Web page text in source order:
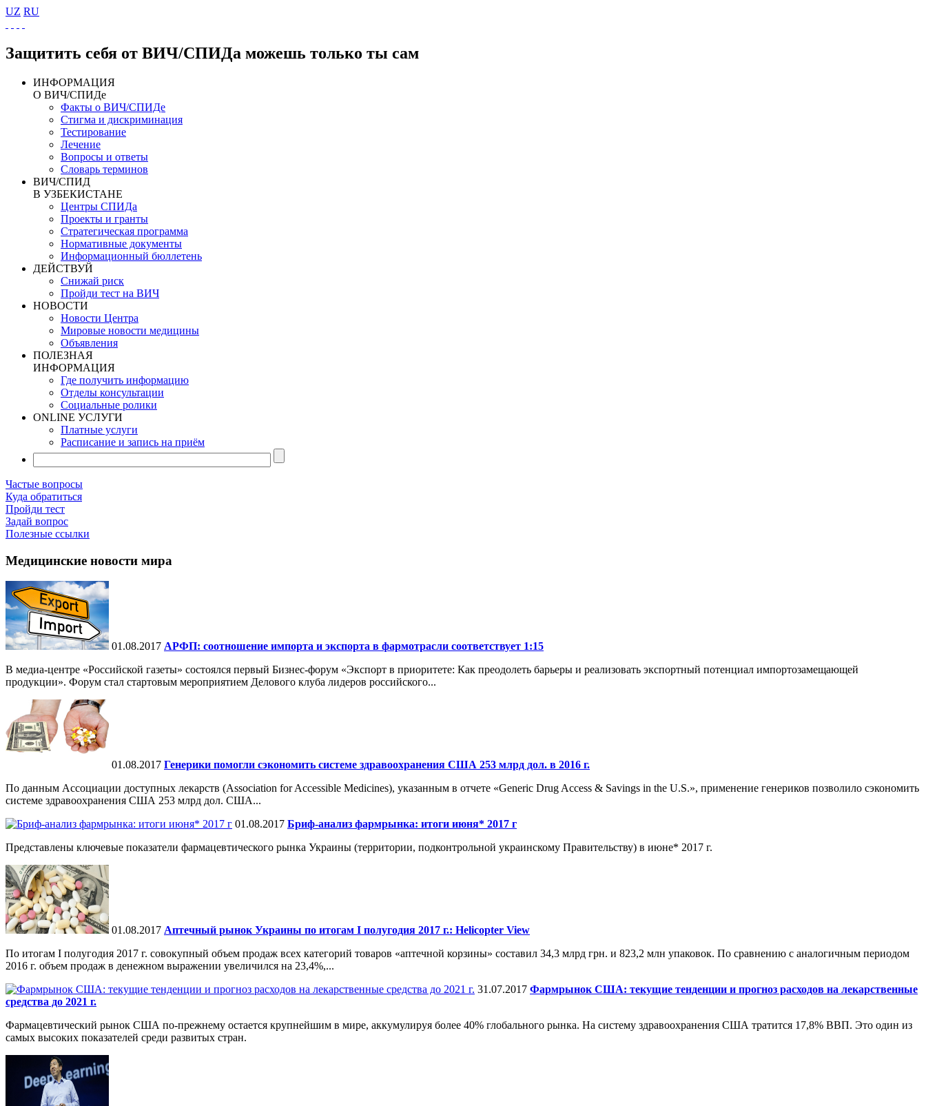
UZ RU
Защитить себя от ВИЧ/СПИДа можешь только ты сам
ИНФОРМАЦИЯ
О ВИЧ/СПИДе
Факты о ВИЧ/СПИДе
Стигма и дискриминация
Тестирование
Лечение
Вопросы и ответы
Словарь терминов
ВИЧ/СПИД
В УЗБЕКИСТАНЕ
Центры СПИДа
Проекты и гранты
Стратегическая программа
Нормативные документы
Информационный бюллетень
ДЕЙСТВУЙ
Снижай риск
Пройди тест на ВИЧ
НОВОСТИ
Новости Центра
Мировые новости медицины
Объявления
ПОЛЕЗНАЯ
ИНФОРМАЦИЯ
Где получить информацию
Отделы консультации
Социальные ролики
ONLINE УСЛУГИ
Платные услуги
Расписание и запись на приём
Частые вопросы
Куда обратиться
Пройди тест
Задай вопрос
Полезные ссылки
Медицинские новости мира
01.08.2017 АРФП: соотношение импорта и экспорта в фармотрасли соответствует 1:15
В медиа-центре «Российской газеты» состоялся первый Бизнес-форум «Экспорт в приоритете: Как преодолеть барьеры и реализовать экспортный потенциал импортозамещающей
продукции». Форум стал стартовым мероприятием Делового клуба лидеров российского...
01.08.2017 Генерики помогли сэкономить системе здравоохранения США 253 млрд дол. в 2016 г.
По данным Ассоциа­ции доступных лекарств (Association for Accessible Medi­cines), указанным в отчете «Generic Drug Access & Savings in the U.S.», применение генериков позволило сэкономить
системе здравоохранения США 253 млрд дол. США...
01.08.2017 Бриф-анализ фармрынка: итоги июня* 2017 г
Представлены ключевые показатели фармацевтического рынка Украины (территории, подконтрольной украинскому Правительству) в июне* 2017 г.
01.08.2017 Аптечный рынок Украины по итогам I полугодия 2017 г.: Helicopter View
По итогам I полугодия 2017 г. совокупный объем продаж всех категорий товаров «аптечной корзины» составил 34,3 млрд грн. и 823,2 млн упаковок. По сравнению с аналогичным периодом
2016 г. объем продаж в денежном выражении увеличился на 23,4%,...
31.07.2017 Фармрынок США: текущие тенденции и прогноз расходов на лекарственные
средства до 2021 г.
Фармацевтический рынок США по-прежнему остается крупнейшим в мире, аккумулируя более 40% глобального рынка. На систему здравоохранения США тратится 17,8% ВВП. Это один из
самых высоких показателей среди развитых стран.